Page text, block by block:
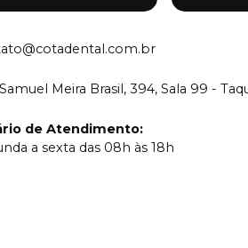
Meira Brasil, 394, Sala 99 -
de Atendimento:
a sexta das 08h às 18h